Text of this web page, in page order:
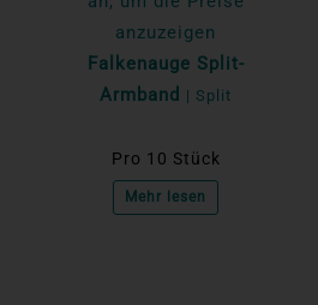
anzuzeigen
Falkenauge Split-
Armband | Split
Pro 10 Stück
Mehr lesen